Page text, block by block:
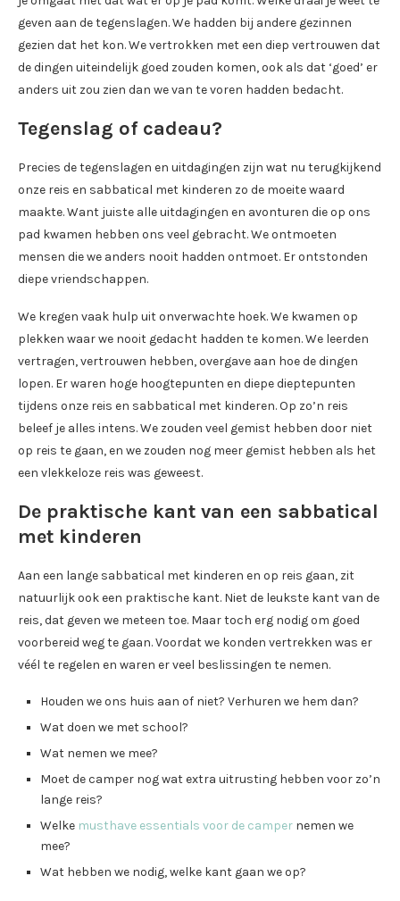
geven aan de tegenslagen. We hadden bij andere gezinnen
gezien dat het kon. We vertrokken met een diep vertrouwen dat
de dingen uiteindelijk goed zouden komen, ook als dat ‘goed’ er
anders uit zou zien dan we van te voren hadden bedacht.
Tegenslag of cadeau?
Precies de tegenslagen en uitdagingen zijn wat nu terugkijkend
onze reis en sabbatical met kinderen zo de moeite waard
maakte. Want juiste alle uitdagingen en avonturen die op ons
pad kwamen hebben ons veel gebracht. We ontmoeten
mensen die we anders nooit hadden ontmoet. Er ontstonden
diepe vriendschappen.
We kregen vaak hulp uit onverwachte hoek. We kwamen op
plekken waar we nooit gedacht hadden te komen. We leerden
vertragen, vertrouwen hebben, overgave aan hoe de dingen
lopen. Er waren hoge hoogtepunten en diepe dieptepunten
tijdens onze reis en sabbatical met kinderen. Op zo’n reis
beleef je alles intens. We zouden veel gemist hebben door niet
op reis te gaan, en we zouden nog meer gemist hebben als het
een vlekkeloze reis was geweest.
De praktische kant van een sabbatical
met kinderen
Aan een lange sabbatical met kinderen en op reis gaan, zit
natuurlijk ook een praktische kant. Niet de leukste kant van de
reis, dat geven we meteen toe. Maar toch erg nodig om goed
voorbereid weg te gaan. Voordat we konden vertrekken was er
véél te regelen en waren er veel beslissingen te nemen.
Houden we ons huis aan of niet? Verhuren we hem dan?
Wat doen we met school?
Wat nemen we mee?
Moet de camper nog wat extra uitrusting hebben voor zo’n
lange reis?
Welke musthave essentials voor de camper nemen we
mee?
Wat hebben we nodig, welke kant gaan we op?